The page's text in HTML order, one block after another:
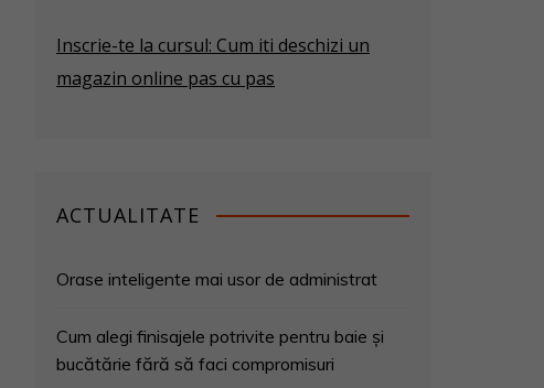
Inscrie-te la cursul: Cum iti deschizi un
magazin online pas cu pas
ACTUALITATE
Orase inteligente mai usor de administrat
Cum alegi finisajele potrivite pentru baie și
bucătărie fără să faci compromisuri